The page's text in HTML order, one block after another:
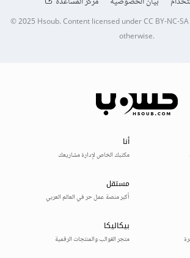
© 2025Hsoub.Content licensed underCC BY-NC-
otherwise.